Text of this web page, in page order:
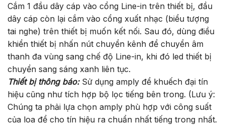
Cắm 1 đầu dây cáp vào cổng Line-in trên thiết bị, đầu
dây cáp còn lại cắm vào cổng xuất nhạc (biểu tượng
tai nghe) trên thiết bị muốn kết nối. Sau đó, dùng điều
khiển thiết bị nhấn nút chuyển kênh để chuyển âm
thanh đa vùng sang chế độ Line-in, khi đó led thiết bị
chuyển sang sáng xanh liên tục.
Thiết bị thông báo:Sử dụng amply để khuếch đại tín
hiệu cũng như tích hợp bộ lọc tiếng bên trong. (Lưu ý:
Chúng ta phải lựa chọn amply phù hợp với công suất
của loa để cho tín hiệu ra chuẩn nhất tiếng trong nhất.